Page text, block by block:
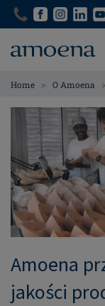
Skip
content
Skip
content
Home > O Amoena >
Amoena
jakości